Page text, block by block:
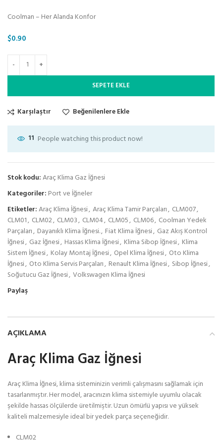
Coolman – Her Alanda Konfor
$0.90
SEPETE EKLE
Karşılaştır Beğenilenlere Ekle
11 People watching this product now!
Stok kodu:Araç Klima Gaz İğnesi
Kategoriler: Port ve İğneler
Etiketler:Araç Klima İğnesi, Araç Klima Tamir Parçaları, CLM007,
CLM01, CLM02, CLM03, CLM04, CLM05, CLM06, Coolman Yedek
Parçaları, Dayanıklı Klima İğnesi., Fiat Klima İğnesi, Gaz Akış Kontrol
İğnesi, Gaz İğnesi, Hassas Klima İğnesi, Klima Sibop İğnesi, Klima
Sistem İğnesi, Kolay Montaj İğnesi, Opel Klima İğnesi, Oto Klima
İğnesi, Oto Klima Servis Parçaları, Renault Klima İğnesi, Sibop İğnesi,
Soğutucu Gaz İğnesi, Volkswagen Klima İğnesi
Paylaş
AÇIKLAMA
Araç Klima Gaz İğnesi
Araç Klima İğnesi, klima sisteminizin verimli çalışmasını sağlamak için
tasarlanmıştır. Her model, aracınızın klima sistemiyle uyumlu olacak
şekilde hassas ölçülerde üretilmiştir. Uzun ömürlü yapısı ve yüksek
kaliteli malzemesiyle ideal bir yedek parça seçeneğidir.
CLM02